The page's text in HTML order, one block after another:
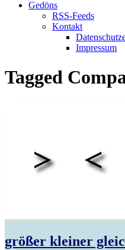
Gedöns
RSS-Feeds
Kontakt
Impressum
Tagged
größer kleiner